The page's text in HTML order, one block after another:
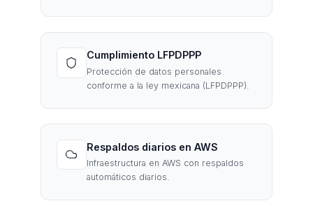
Cumplimiento LFPDPPP
Protección de datos personales
conforme a la ley mexicana (LFPDPPP).
Respaldos diarios en AWS
Infraestructura en AWS con respaldos
automáticos diarios.